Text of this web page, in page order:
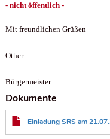
- nicht öffentlich -
Mit freundlichen Grüßen
Other
Bürgermeister
Dokumente
Einladung SRS am